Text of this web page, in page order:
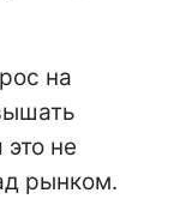
на
не
рынком.